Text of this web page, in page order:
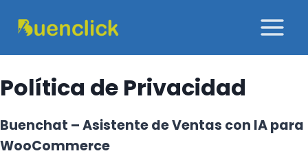
contenido
Política de Privacidad
Buenchat – Asistente de Ventas con IA para
WooCommerce